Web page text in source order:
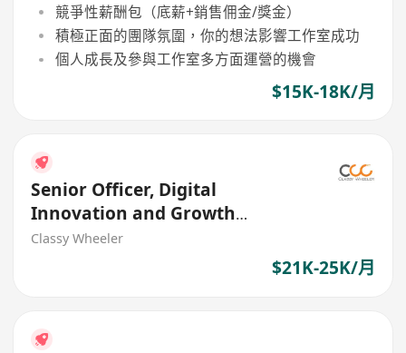
競爭性薪酬包（底薪+銷售佣金/獎金）
積極正面的團隊氛圍，你的想法影響工作室成功
個人成長及參與工作室多方面運營的機會
$15K-18K/月
Senior Officer, Digital
Innovation and Growth
(Web/App, Agile) (Insurance)
Classy Wheeler
$21K-25K/月